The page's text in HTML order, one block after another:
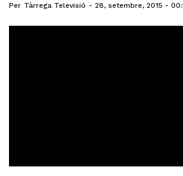
Per Tàrrega Televisió 28, setembre, 2015 -